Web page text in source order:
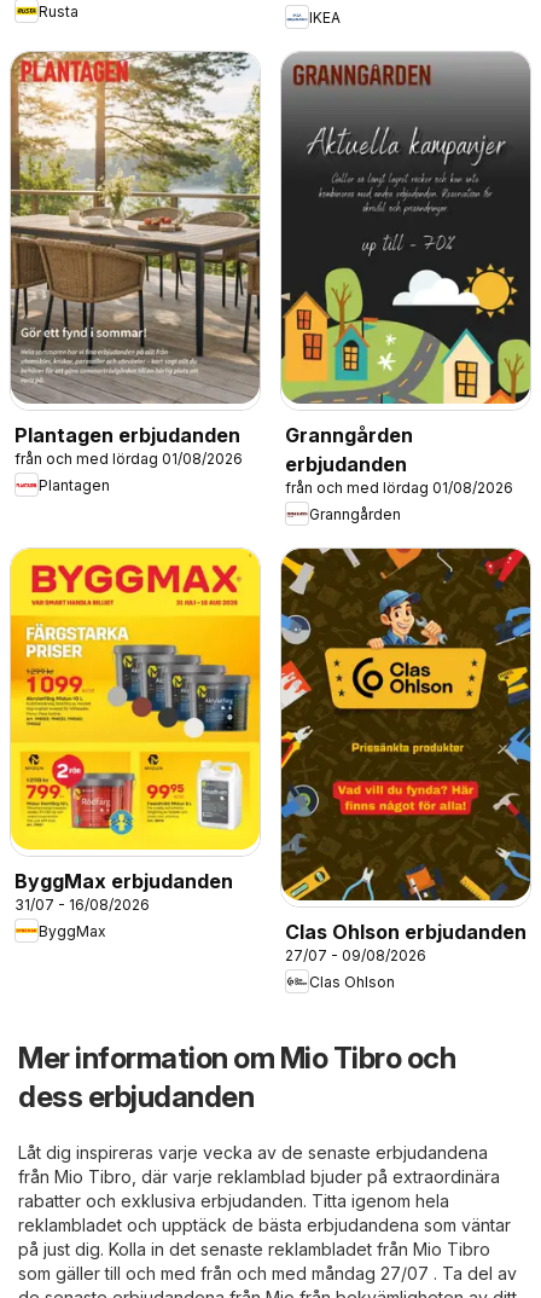
Rusta
IKEA
Plantagen erbjudanden
från och med lördag 01/08/2026
Plantagen
Granngården
erbjudanden
från och med lördag 01/08/2026
Granngården
ByggMax erbjudanden
31/07 - 16/08/2026
ByggMax
Clas Ohlson erbjudanden
27/07 - 09/08/2026
Clas Ohlson
Mer information om Mio Tibro och
dess erbjudanden
Låt dig inspireras varje vecka av de senaste erbjudandena
från Mio Tibro, där varje reklamblad bjuder på extraordinära
rabatter och exklusiva erbjudanden. Titta igenom hela
reklambladet och upptäck de bästa erbjudandena som väntar
på just dig. Kolla in det senaste reklambladet från Mio Tibro
som gäller till och med från och med måndag 27/07 . Ta del av